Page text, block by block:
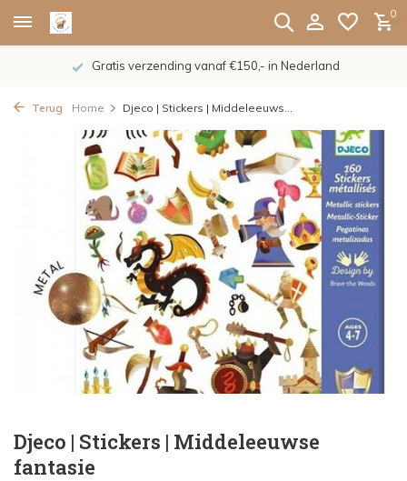
0
Gratis verzending vanaf €150,- in Nederland
Terug Home Djeco | Stickers | Middeleeuws...
Djeco | Stickers | Middeleeuwse
fantasie